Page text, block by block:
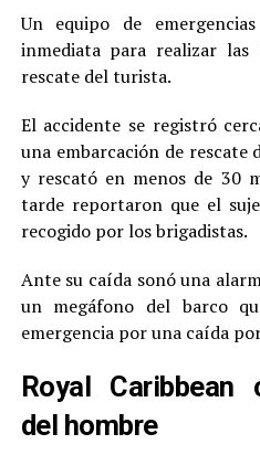
Un equipo de
inmediata para realizar las
rescate del turista.
El accidente se registró
una embarcación de
y rescató en menos de 30
tarde reportaron que el
recogido por los brigadistas.
Ante su caída sonó una
un megáfono del barco
emergencia por una caída
Royal Caribbean
del hombre